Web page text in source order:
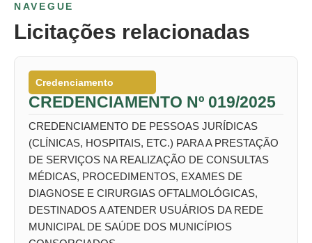
NAVEGUE
Licitações relacionadas
Credenciamento
CREDENCIAMENTO Nº 019/2025
CREDENCIAMENTO DE PESSOAS JURÍDICAS
(CLÍNICAS, HOSPITAIS, ETC.) PARA A PRESTAÇÃO
DE SERVIÇOS NA REALIZAÇÃO DE CONSULTAS
MÉDICAS, PROCEDIMENTOS, EXAMES DE
DIAGNOSE E CIRURGIAS OFTALMOLÓGICAS,
DESTINADOS A ATENDER USUÁRIOS DA REDE
MUNICIPAL DE SAÚDE DOS MUNICÍPIOS